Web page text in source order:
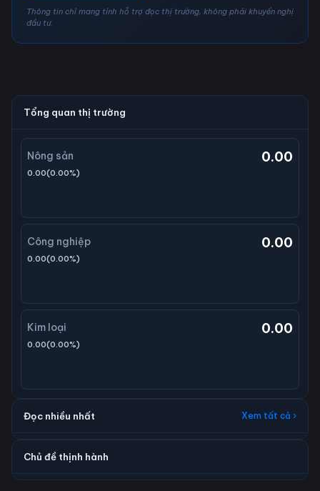
Thông tin chỉ mang tính hỗ trợ đọc thị trường, không phải khuyến nghị
đầu tư.
Tổng quan thị trường
Nông sản 0.00
0.00(0.00%)
Công nghiệp 0.00
0.00(0.00%)
Kim loại 0.00
0.00(0.00%)
Đọc nhiều nhất Xem tất cả ›
Chủ đề thịnh hành